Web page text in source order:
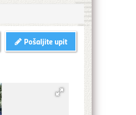
Pošaljite upit